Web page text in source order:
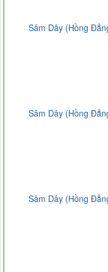
Sâm Dây (Hồng
Sâm Dây (Hồng
Sâm Dây (Hồng